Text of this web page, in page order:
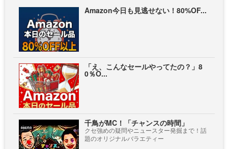
Amazon今日も見逃せない！80%OF...
「え、こんなセールやってたの？」8
0％O...
千鳥がMC！「チャンスの時間」
クセ強めの疑問やニュースター発掘まで！話
題のオリジナルバラエティー